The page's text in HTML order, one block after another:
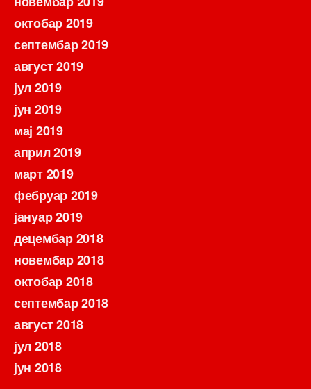
октобар 2019
септембар 2019
август 2019
јул 2019
јун 2019
мај 2019
април 2019
март 2019
фебруар 2019
јануар 2019
децембар 2018
новембар 2018
октобар 2018
септембар 2018
август 2018
јул 2018
јун 2018